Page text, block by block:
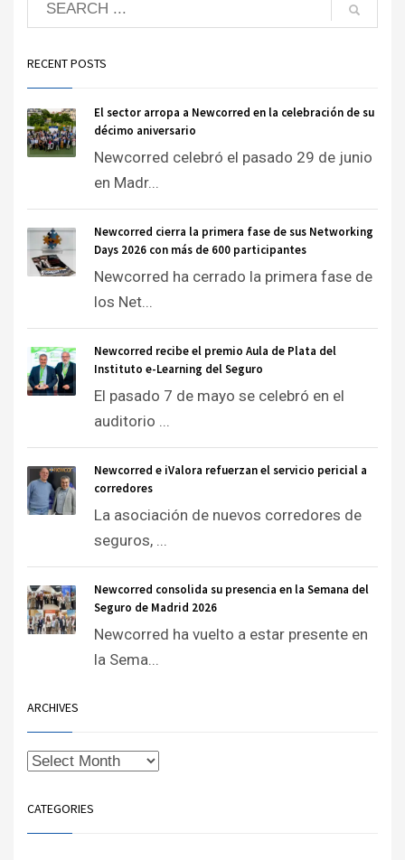
RECENT POSTS
El sector arropa a Newcorred en la celebración de su
décimo aniversario
Newcorred celebró el pasado 29 de junio
en Madr...
Newcorred cierra la primera fase de sus Networking
Days 2026 con más de 600 participantes
Newcorred ha cerrado la primera fase de
los Net...
Newcorred recibe el premio Aula de Plata del
Instituto e-Learning del Seguro
El pasado 7 de mayo se celebró en el
auditorio ...
Newcorred e iValora refuerzan el servicio pericial a
corredores
La asociación de nuevos corredores de
seguros, ...
Newcorred consolida su presencia en la Semana del
Seguro de Madrid 2026
Newcorred ha vuelto a estar presente en
la Sema...
ARCHIVES
CATEGORIES